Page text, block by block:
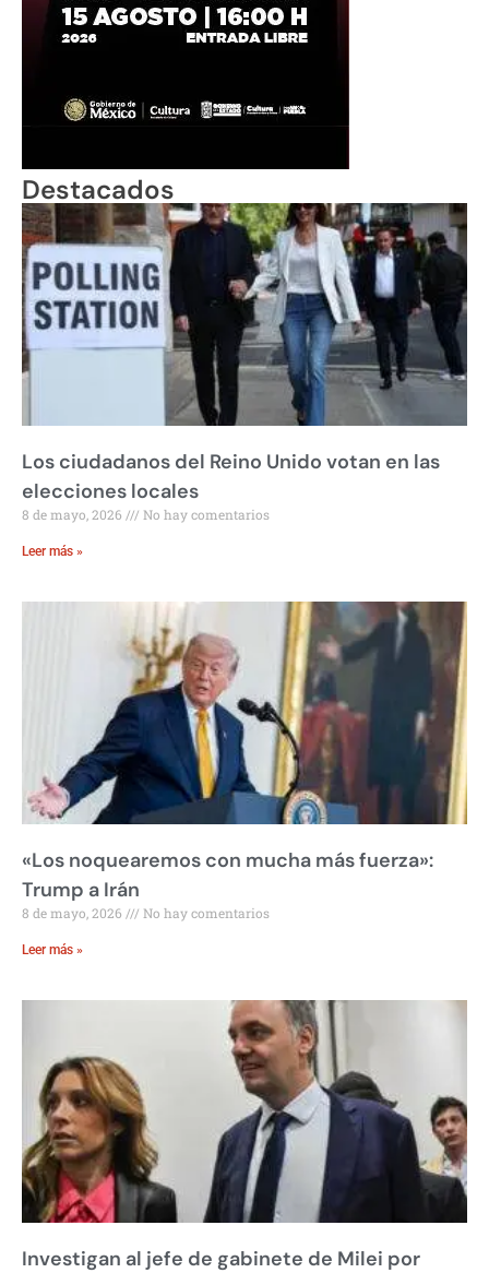
Destacados
Los ciudadanos del Reino Unido votan en las
elecciones locales
8 de mayo, 2026 No hay comentarios
Leer más »
«Los noquearemos con mucha más fuerza»:
Trump a Irán
8 de mayo, 2026 No hay comentarios
Leer más »
Investigan al jefe de gabinete de Milei por